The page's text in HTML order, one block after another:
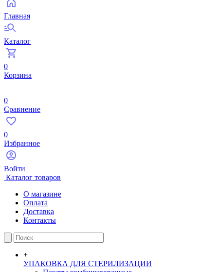
Главная
Каталог
0
Корзина
0
Сравнение
0
Избранное
Войти
Каталог товаров
О магазине
Оплата
Доставка
Контакты
+
УПАКОВКА ДЛЯ СТЕРИЛИЗАЦИИ